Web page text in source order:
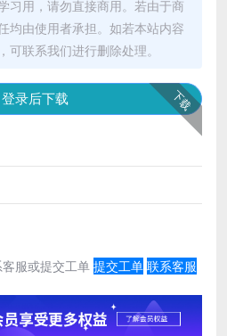
习用，请勿直接商用。若由于商
均由使用者承担。如若本站内容
联系我们进行删除处理。
下载
登录后下载
服或提交工单 提交工单 联系客服